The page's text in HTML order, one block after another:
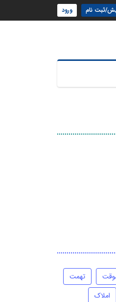
ثبت نام ورود
تهمت
املاک